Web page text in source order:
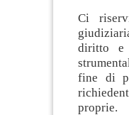
Ci
diritto e
fine di
proprie.